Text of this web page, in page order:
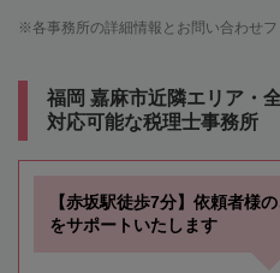
各事務所の詳細情報とお問い合わせ
福岡 嘉麻市近隣エリア・
対応可能な税理士事務所
【赤坂駅徒歩7分】依頼者様
をサポートいたします